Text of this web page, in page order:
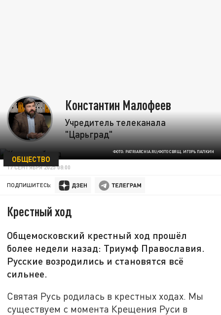
Константин Малофеев
Учредитель телеканала
"Царьград"
ФОТО: PATRIARCHIA.RU/ФОТО СВЯЩ. ИГОРЬ ПАЛКИН
ОБЩЕСТВО
17 СЕНТЯБРЯ 2025 08:00
ПОДПИШИТЕСЬ:
Крестный ход
Общемосковский крестный ход прошёл
более недели назад: Триумф Православия.
Русские возродились и становятся всё
сильнее.
Святая Русь родилась в крестных ходах. Мы
существуем с момента Крещения Руси в